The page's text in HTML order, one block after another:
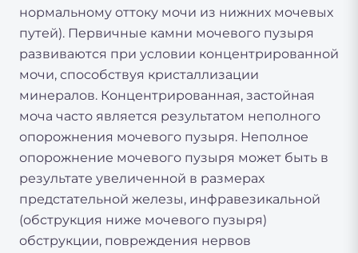
нормальному оттоку мочи из нижних мочевых
путей). Первичные камни мочевого пузыря
развиваются при условии концентрированной
мочи, способствуя кристаллизации
минералов. Концентрированная, застойная
моча часто является результатом неполного
опорожнения мочевого пузыря. Неполное
опорожнение мочевого пузыря может быть в
результате увеличенной в размерах
предстательной железы, инфравезикальной
(обструкция ниже мочевого пузыря)
обструкции, повреждения нервов